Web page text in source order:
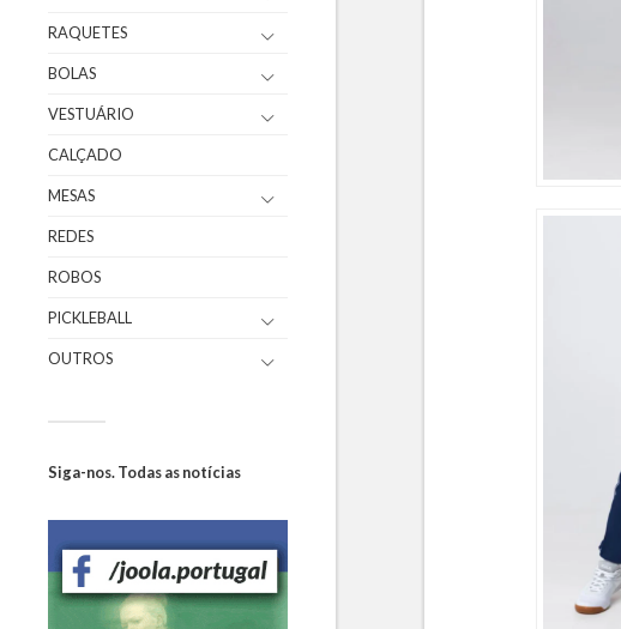
RAQUETES
BOLAS
VESTUÁRIO
CALÇADO
MESAS
REDES
ROBOS
PICKLEBALL
OUTROS
Siga-nos. Todas as notícias